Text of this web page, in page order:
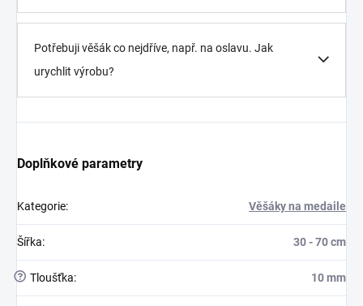
Potřebuji věšák co nejdříve, např. na oslavu. Jak
urychlit výrobu?
Doplňkové parametry
Kategorie: Věšáky na medaile
Šířka: 30 - 70 cm
? Tloušťka: 10 mm